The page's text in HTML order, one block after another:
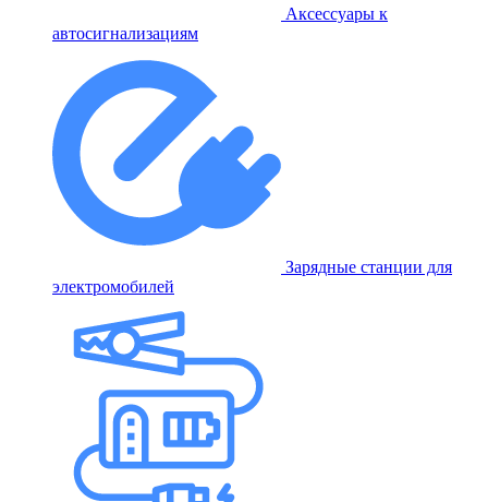
Аксессуары к
автосигнализациям
Зарядные станции для
электромобилей